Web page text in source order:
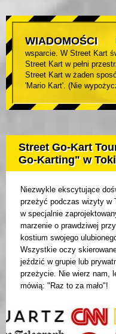
WIADOMOŚCI
wsparcie. W Street Kart
Street Kart w pełni
Street Kart w żaden
'Mario Kart'. (Nie
Street Go-Kart
Go-Karting" w
Niezwykle ekscytujące
przeżyć podczas wizyty w
w specjalnie
marzenie o prawdziwej
kostium swojego
Wszystkie oczy
jeździć w grupie lub
przeżycie. Nie wierz nam,
mówią: "Raz to za mało"!